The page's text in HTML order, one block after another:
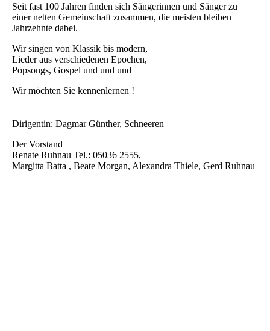
Seit fast 100 Jahren finden sich Sängerinnen und Sänger zu
einer netten Gemeinschaft zusammen, die meisten bleiben
Jahrzehnte dabei.
Wir singen von Klassik bis modern,
Lieder aus verschiedenen Epochen,
Popsongs, Gospel und und und
Wir möchten Sie kennenlernen !
Dirigentin: Dagmar Günther, Schneeren
Der Vorstand
Renate Ruhnau Tel.: 05036 2555,
Margitta Batta , Beate Morgan, Alexandra Thiele, Gerd Ruhnau